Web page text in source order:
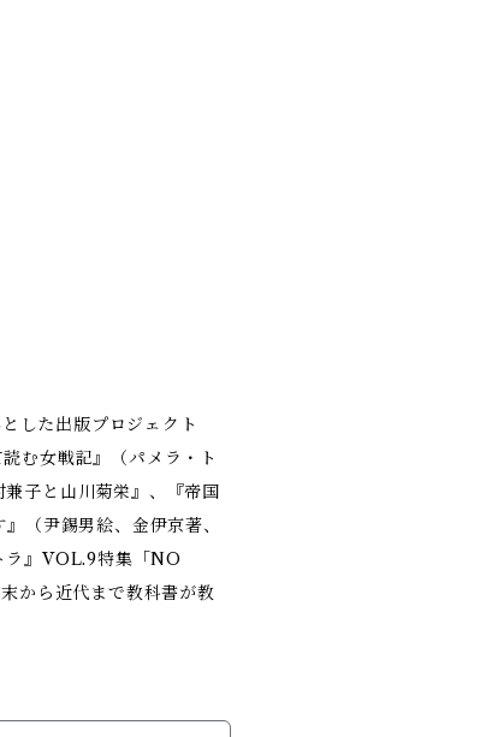
した出版プロジェクト
む女戦記』（パメラ・ト
子と山川菊栄』、『帝国
（尹錫男絵、金伊京著、
ラ』VOL.9特集「NO
から近代まで教科書が教